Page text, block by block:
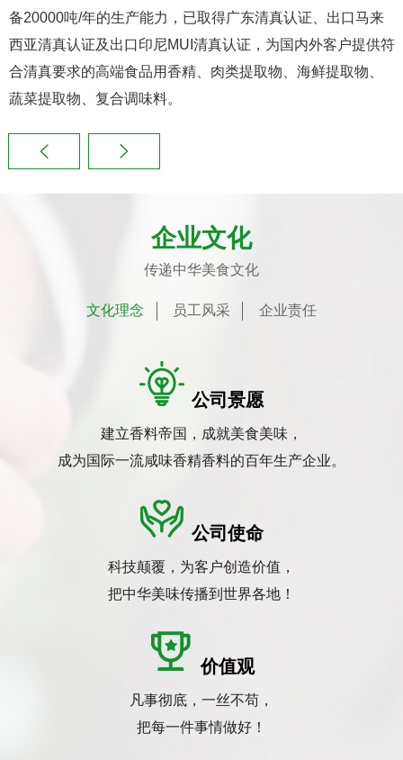
备20000吨/年的生产能力，已取得广东清真认证、出口马来
西亚清真认证及出口印尼MUI清真认证，为国内外客户提供符
合清真要求的高端食品用香精、肉类提取物、海鲜提取物、
蔬菜提取物、复合调味料。
企业文化
传递中华美食文化
文化理念 员工风采 企业责任
公司景愿
建立香料帝国，成就美食美味，
成为国际一流咸味香精香料的百年生产企业。
公司使命
科技颠覆，为客户创造价值，
把中华美味传播到世界各地！
价值观
凡事彻底，一丝不苟，
把每一件事情做好！